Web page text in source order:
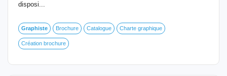
disposi...
Graphiste Brochure Catalogue Charte graphique
Création brochure